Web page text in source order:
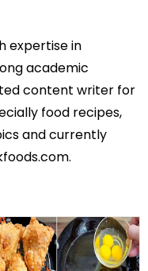
expertise in
academic
content writer for
food recipes,
and currently